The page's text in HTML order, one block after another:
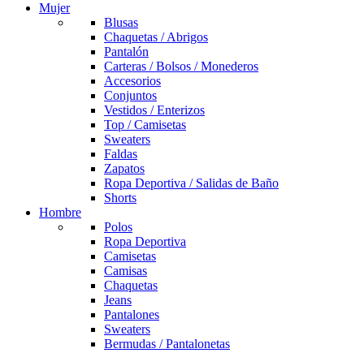
Mujer
Blusas
Chaquetas / Abrigos
Pantalón
Carteras / Bolsos / Monederos
Accesorios
Conjuntos
Vestidos / Enterizos
Top / Camisetas
Sweaters
Faldas
Zapatos
Ropa Deportiva / Salidas de Baño
Shorts
Hombre
Polos
Ropa Deportiva
Camisetas
Camisas
Chaquetas
Jeans
Pantalones
Sweaters
Bermudas / Pantalonetas